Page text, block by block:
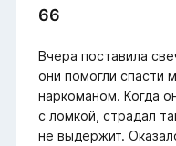
66
Вчера поставила
они помогли спасти
наркоманом. Когда
с ломкой, страдал
не выдержит.